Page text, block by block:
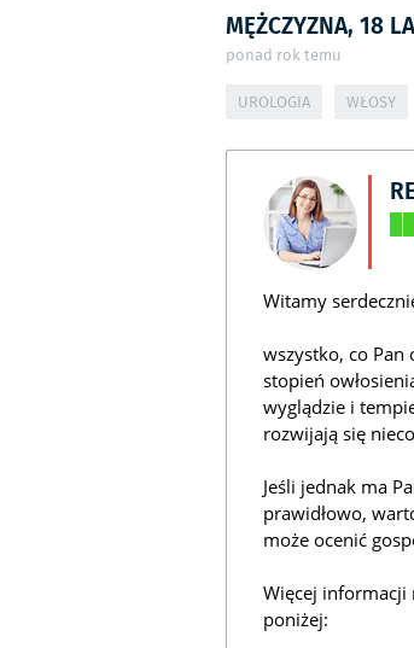
MĘŻCZYZNA, 18
ponad rok temu
UROLOGIA WŁOSY
Witamy
wszystko, co Pan
stopień
wyglądzie i
rozwijają się
Jeśli jednak ma
prawidłowo,
może ocenić
Więcej informacji
poniżej: